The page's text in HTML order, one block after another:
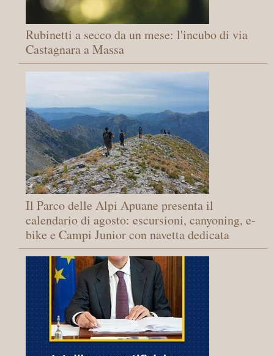
Rubinetti a secco da un mese: l'incubo di via
Castagnara a Massa
Il Parco delle Alpi Apuane presenta il
calendario di agosto: escursioni, canyoning, e-
bike e Campi Junior con navetta dedicata